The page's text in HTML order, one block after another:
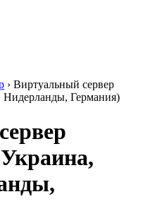
› Виртуальный сервер
Германия)